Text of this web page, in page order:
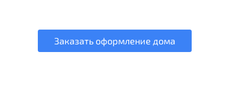
Заказать оформление дома